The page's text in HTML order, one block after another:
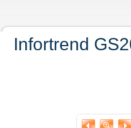
Infortrend